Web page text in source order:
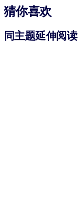
猜你喜欢
同主题延伸阅读